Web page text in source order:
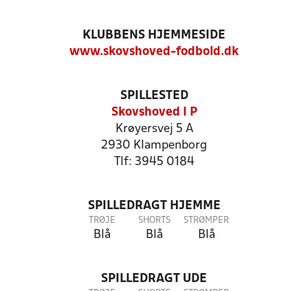
KLUBBENS HJEMMESIDE
www.skovshoved-fodbold.dk
SPILLESTED
Skovshoved I P
Krøyersvej 5 A
2930 Klampenborg
Tlf: 3945 0184
SPILLEDRAGT HJEMME
TRØJE
Blå
SHORTS
Blå
STRØMPER
Blå
SPILLEDRAGT UDE